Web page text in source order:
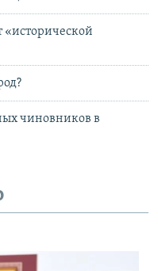
чиновников в